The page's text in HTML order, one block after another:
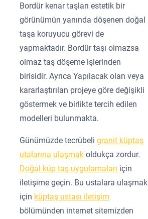
Bordür kenar taşları estetik bir
görünümün yanında döşenen doğal
taşa koruyucu görevi de
yapmaktadır. Bordür taşı olmazsa
olmaz taş döşeme işlerinden
birisidir. Ayrıca Yapılacak olan veya
kararlaştırılan projeye göre değişikli
göstermek ve birlikte tercih edilen
modelleri bulunmakta.
Günümüzde tecrübeligranit küptaş
utalarına ulaşmak oldukça zordur.
Doğal küp taş uygulamaları için
iletişime geçin. Bu ustalara ulaşmak
için küptaş ustası iletişim
bölümünden internet sitemizden